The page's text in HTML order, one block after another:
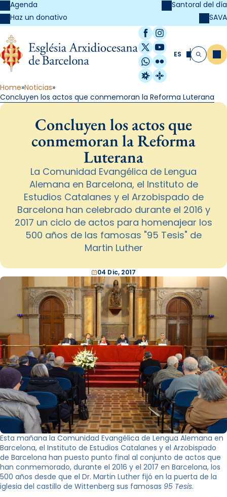
Agenda
Haz un donativo
Santoral del día
SAVA
Facebook
Instagram
X / Twitter
YouTube
WhatsApp
Flickr
Radio Estel
Catalunya
ES Buscar
Home Noticias
Concluyen los actos que conmemoran la Reforma Luterana
Concluyen los actos que
conmemoran la Reforma
Luterana
La Comunidad Evangélica de Lengua
Alemana en Barcelona, el Instituto de
Estudios Catalanes y el Arzobispado de
Barcelona han celebrado durante el 2016 y
2017 un ciclo de actos para homenajear los
500 años de las famosas "95 Tesis" de
Martin Luther
04 Dic, 2017
Esta mañana la Comunidad Evangélica de Lengua Alemana en
Barcelona, ​​el Instituto de Estudios Catalanes y el Arzobispado
de Barcelona han puesto punto final al conjunto de actos que
han conmemorado, durante el 2016 y el 2017 en Barcelona, ​​los
500 años desde que el Dr. Martin Luther fijó en la puerta de la
iglesia del castillo de Wittenberg sus famosas 95 Tesis.